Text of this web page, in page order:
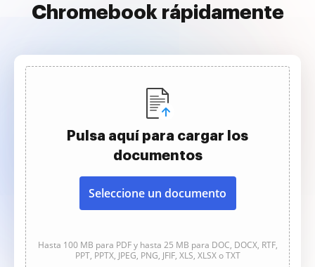
Chromebook rápidamente
Pulsa aquí para cargar los
documentos
Seleccione un documento
Hasta 100 MB para PDF y hasta 25 MB para DOC, DOCX, RTF,
PPT, PPTX, JPEG, PNG, JFIF, XLS, XLSX o TXT